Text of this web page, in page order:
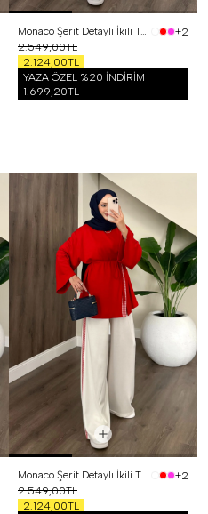
Monaco Şerit Detaylı İkili Takım Sarı
+2
2.549,00TL
2.124,00TL
YAZA ÖZEL %20 İNDİRİM
1.699,20TL
Monaco Şerit Detaylı İkili Takım Kırmızı
+2
2.549,00TL
2.124,00TL